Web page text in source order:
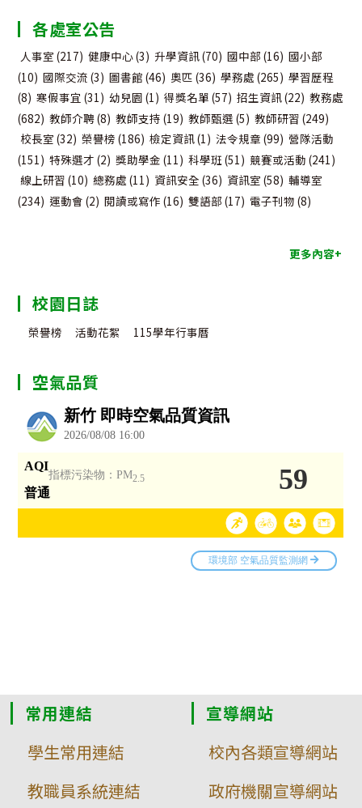
類
各處室公告
人事室 (217) 健康中心(3) 升學資訊(70) 國中部 (16) 國小部
(10) 國際交流 (3) 圖書館 (46) 奧匹 (36) 學務處 (265) 學習歷程
(8) 寒假事宜 (31) 幼兒園 (1) 得獎名單 (57) 招生資訊(22) 教務處
(682) 教師介聘(8) 教師支持 (19) 教師甄選 (5) 教師研習 (249)
校長室 (32) 榮譽榜 (186) 檢定資訊(1) 法令規章 (99) 營隊活動
(151) 特殊選才 (2) 獎助學金 (11) 科學班 (51) 競賽或活動 (241)
線上研習 (10) 總務處 (11) 資訊安全 (36) 資訊室 (58) 輔導室
(234) 運動會 (2) 閱讀或寫作 (16) 雙語部 (17) 電子刊物 (8)
更多內容+
校園日誌
榮譽榜 活動花絮 115學年行事曆
空氣品質
常用連結
學生常用連結
教職員系統連結
宣導網站
校內各類宣導網站
政府機關宣導網站